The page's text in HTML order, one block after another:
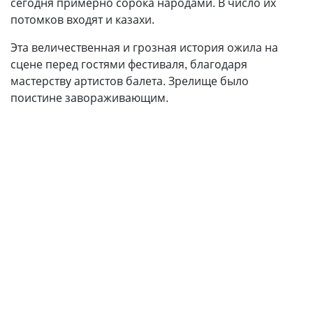
потомков входят и казахи.
Эта величественная и грозная история ожила на
сцене перед гостями фестиваля, благодаря
мастерству артистов балета. Зрелище было
поистине завораживающим.